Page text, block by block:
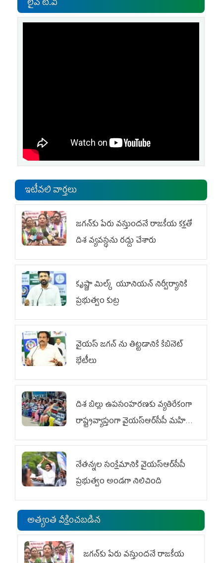
ఇటీవలి వార్తలు
జగన్‌కు పేరు వస్తుందనే రాజకీయ కక్షతో
దిశ వ్య‌వ‌స్థ‌ను రద్దు చేశారు
కృష్ణా మిల్క్‌ యూనియన్‌ నిర్వీర్యానికి
ప్రభుత్వం కుట్ర
వైయ‌స్ జగన్‌ ను తిట్టడానికే కేబినెట్‌
భేటీలు
దిశ బిల్లు ఉపసంహరణకు వ్యతిరేకంగా
రాష్ట్రవ్యాప్తంగా వైయ‌స్ఆర్‌సీపీ మహిళా
విభాగం ఆందోళనలు
నేతన్నల సంక్షేమానికి వైయ‌స్ఆర్‌సీపీ
ప్రభుత్వం అండగా నిలిచింది
అత్యంత వీక్షించబడిన
జగన్‌కు పేరు వస్తుందనే రాజకీయ